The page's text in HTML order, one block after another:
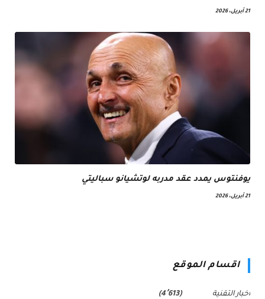
21 أبريل، 2026
يوفنتوس يمدد عقد مدربه لوتشيانو سباليتي
21 أبريل، 2026
اقسام الموقع
اخبار التقنية (4٬613)